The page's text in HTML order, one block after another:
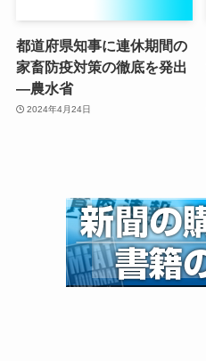
都道府県知事に連休期間の
家畜防疫対策の徹底を発出
—農水省
2024年4月24日